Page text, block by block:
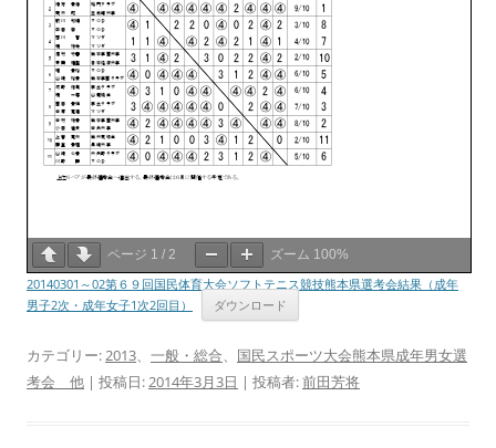
ページ 1 / 2 ズーム 100%
20140301～02第６９回国民体育大会ソフトテニス競技熊本県選考会結果（成年
男子2次・成年女子1次2回目）
ダウンロード
カテゴリー:2013、 一般・総合、 国民スポーツ大会熊本県成年男女選
考会 他 | 投稿日:2014年3月3日 | 投稿者:前田芳将